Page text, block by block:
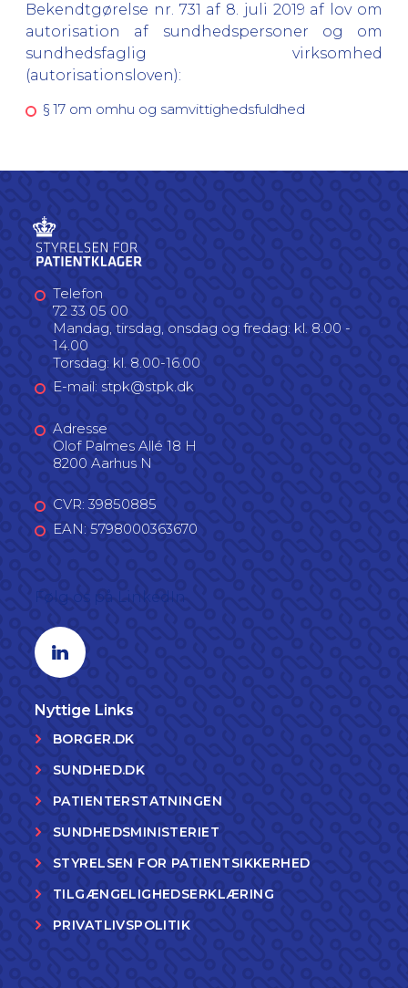
Bekendtgørelse nr. 731 af 8. juli 2019 af lov om
autorisation af sundhedspersoner og om
sundhedsfaglig virksomhed
(autorisationsloven):
§ 17 om omhu og samvittighedsfuldhed
Telefon
72 33 05 00
Mandag, tirsdag, onsdag og fredag: kl. 8.00 -
14.00
Torsdag: kl. 8.00-16.00
E-mail: stpk@stpk.dk
Adresse
Olof Palmes Allé 18 H
8200 Aarhus N
CVR: 39850885
EAN: 5798000363670
Linkedin profil
Nyttige Links
BORGER.DK
SUNDHED.DK
PATIENTERSTATNINGEN
SUNDHEDSMINISTERIET
STYRELSEN FOR PATIENTSIKKERHED
TILGÆNGELIGHEDSERKLÆRING
PRIVATLIVSPOLITIK